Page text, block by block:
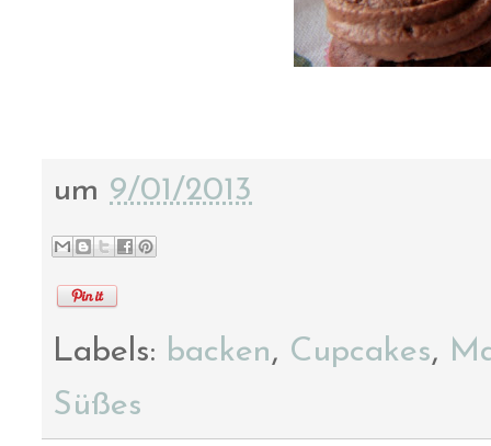
um 9/01/2013
Labels: backen, Cupcakes,
Süßes